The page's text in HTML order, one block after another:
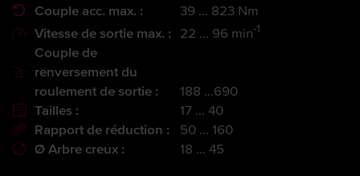
Couple acc. max. :
39 … 823 Nm
Vitesse de sortie max. : 22 … 96 min-1
Couple de
renversement du
roulement de sortie :
188 …690
Tailles :
17 … 40
Rapport de réduction :
50 … 160
Ø Arbre creux :
18 … 45